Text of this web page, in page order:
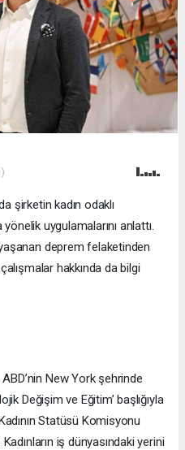
şirketin kadın odaklı
uygulamalarını anlattı.
deprem felaketinden
hakkında da bilgi
New York şehrinde
Değişim ve Eğitim’ başlığıyla
Statüsü Komisyonu
iş dünyasındaki yerini